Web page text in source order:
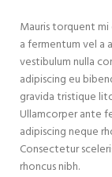
Mauris torquent
a fermentum vel a
vestibulum nulla
adipiscing eu
gravida tristique
Ullamcorper ante
adipiscing neque
Consectetur
rhoncus nibh.